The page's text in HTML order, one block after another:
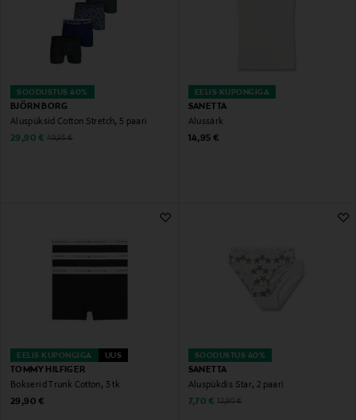
SOODUSTUS 40%
BJÖRN BORG
Aluspüksid Cotton Stretch, 5 paari
Discounted Price
29,90 € Original Price
49,95 €
EELIS KUPONGIGA
SANETTA
Alussärk
Original Price
14,95 €
EELIS KUPONGIGA UUS
TOMMY HILFIGER
Bokserid Trunk Cotton, 3 tk
Original Price
29,90 €
SOODUSTUS 40%
SANETTA
Aluspükdis Star, 2 paari
Discounted Price
7,70 € Original Price
12,90 €